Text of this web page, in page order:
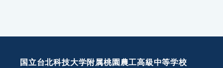
国立台北科技大学附属桃園農工高級中等学校